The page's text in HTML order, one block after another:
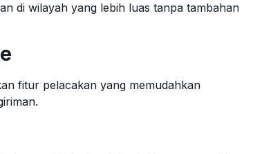
di wilayah yang lebih luas tanpa tambahan
fitur pelacakan yang memudahkan